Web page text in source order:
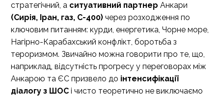
стратегічний, а ситуативний партнер Анкари
(Сирія, Іран, газ, С-400) через розходження по
ключовим питанням: курди, енергетика, Чорне море,
Нагірно-Карабахський конфлікт, боротьба з
тероризмом. Звичайно можна говорити про те, що,
наприклад, відсутність прогресу у переговорах між
Анкарою та ЄС призвело до інтенсифікації
діалогу з ШОС і чисто теоретично не виключаємо